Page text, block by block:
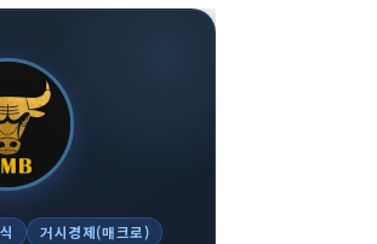
거시경제(매크로)